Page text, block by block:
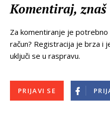
Komentiraj, znaš
Za komentiranje je potrebno
račun? Registracija je brza i
uključi se u raspravu.
PRIJAVI SE